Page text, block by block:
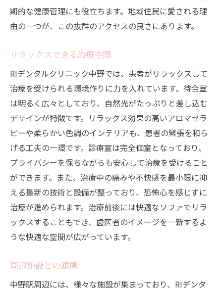
期的な健康管理にも役立ちます。地域住民に愛される理
由の一つが、この抜群のアクセスの良さにあります。
リラックスできる治療空間
RIデンタルクリニック中野では、患者がリラックスして
治療を受けられる環境作りに力を入れています。待合室
は明るく広々としており、自然光がたっぷりと差し込む
デザインが特徴です。リラックス効果の高いアロマセラ
ピーや柔らかい色調のインテリアも、患者の緊張を和ら
げる工夫の一環です。診療室は完全個室となっており、
プライバシーを保ちながらも安心して治療を受けること
ができます。また、治療中の痛みや不快感を最小限に抑
える最新の技術と設備が整っており、恐怖心を感じずに
治療が進められます。治療前後には快適なソファでリラ
ックスすることもでき、歯医者のイメージを一新するよ
うな快適な空間が広がっています。
周辺施設との連携
中野駅周辺には、様々な施設が集まっており、RIデンタ